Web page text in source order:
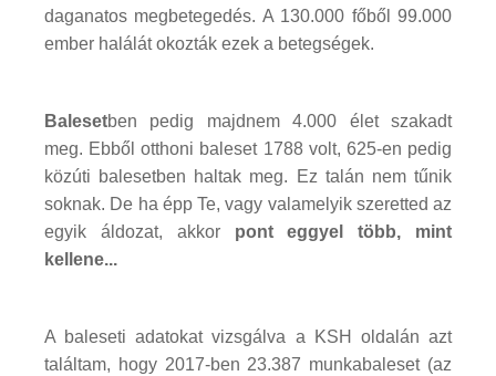
daganatos megbetegedés. A 130.000 főből 99.000
ember halálát okozták ezek a betegségek.
Balesetben pedig majdnem 4.000 élet szakadt
meg. Ebből otthoni baleset 1788 volt, 625-en pedig
közúti balesetben haltak meg. Ez talán nem tűnik
soknak. De ha épp Te, vagy valamelyik szeretted az
egyik áldozat, akkor pont eggyel több, mint
kellene...
A baleseti adatokat vizsgálva a KSH oldalán azt
találtam, hogy 2017-ben 23.387 munkabaleset (az